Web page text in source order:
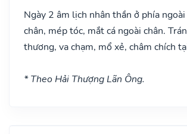
Ngày 2 âm lịch nhân thần ở phía
chân, mép tóc, mắt cá ngoài chân.
thương, va chạm, mổ xẻ, châm chích
* Theo Hải Thượng Lãn Ông.